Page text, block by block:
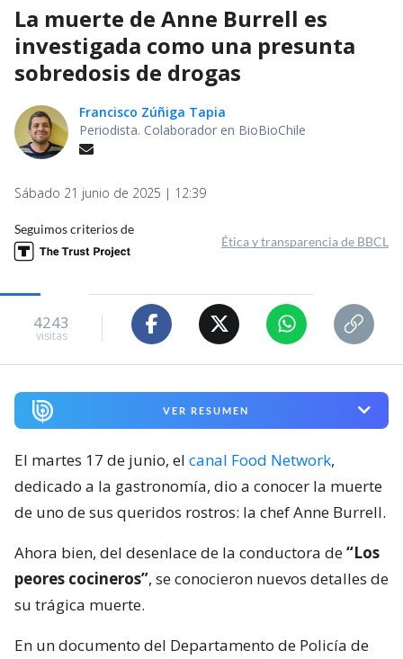
La muerte de Anne Burrell es
investigada como una presunta
sobredosis de drogas
Francisco Zúñiga Tapia
Periodista. Colaborador en BioBioChile
Sábado 21 junio de 2025 | 12:39
Seguimos criterios de
Ética y transparencia de BBCL
4243
visitas
VER RESUMEN
El martes 17 de junio, el canal Food Network,
dedicado a la gastronomía, dio a conocer la muerte
de uno de sus queridos rostros: la chef Anne Burrell.
Ahora bien, del desenlace de la conductora de“Los
peores cocineros”, se conocieron nuevos detalles de
su trágica muerte.
En un documento del Departamento de Policía de